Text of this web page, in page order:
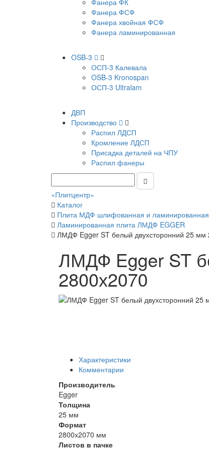
Фанера ФК
Фанера ФСФ
Фанера хвойная ФСФ
Фанера ламинированная
OSB-3
ОСП-3 Калевала
OSB-3 Kronospan
ОСП-3 Ultralam
ДВП
Производство
Распил ЛДСП
Кромление ЛДСП
Присадка деталей на ЧПУ
Распил фанеры
«Плитцентр»
Каталог
Плита МДФ шлифованная и ламинированная
Ламинированная плита ЛМДФ EGGER
ЛМДФ Egger ST белый двухсторонний 25 мм
ЛМДФ Egger ST
2800х2070
Характеристики
Комментарии
Производитель
Egger
Толщина
25 мм
Формат
2800х2070 мм
Листов в пачке